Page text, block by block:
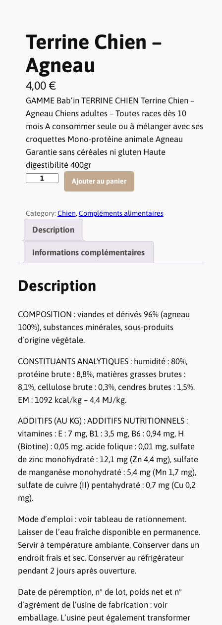
Terrine Chien –
Agneau
4,00 €
GAMME Bab’in TERRINE CHIEN Terrine Chien –
Agneau Chiens adultes – Toutes races dès 10
mois A consommer seule ou à mélanger avec ses
croquettes Mono-protéine animale Agneau
Garantie sans céréales ni gluten Haute
digestibilité 400gr
q
n
i
d
e
e
r
r
i
e
C
i
e
n
–
A
g
n
a
u
Ajouter au panier
Category: Chien, Compléments alimentaires
Description
Informations complémentaires
Description
COMPOSITION : viandes et dérivés 96% (agneau
100%), substances minérales, sous-produits
d’origine végétale.
CONSTITUANTS ANALYTIQUES : humidité : 80%,
protéine brute : 8,8%, matières grasses brutes :
8,1%, cellulose brute : 0,3%, cendres brutes : 1,5%.
EM : 1092 kcal/kg – 4,4 MJ/kg.
ADDITIFS (AU KG) : ADDITIFS NUTRITIONNELS :
vitamines : E : 7 mg, B1 : 3,5 mg, B6 : 0,94 mg, H
(Biotine) : 0,05 mg, acide folique : 0,01 mg, sulfate
de zinc monohydraté : 12,1 mg (Zn 4,4 mg), sulfate
de manganèse monohydraté : 5,4 mg (Mn 1,7 mg),
sulfate de cuivre (II) pentahydraté : 0,7 mg (Cu 0,2
mg).
Mode d’emploi : voir tableau de rationnement.
Laisser de l’eau fraîche disponible en permanence.
Servir à température ambiante. Conserver dans un
endroit frais et sec. Conserver au réfrigérateur
pendant 2 jours après ouverture.
Date de péremption, n° de lot, poids net et n°
d’agrément de l’usine de fabrication : voir
emballage. L’usine peut également transformer